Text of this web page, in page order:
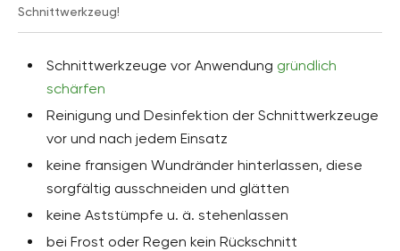
Schnittwerkzeug!
Schnittwerkzeuge vor Anwendung gründlich
schärfen
Reinigung und Desinfektion der Schnittwerkzeuge
vor und nach jedem Einsatz
keine fransigen Wundränder hinterlassen, diese
sorgfältig ausschneiden und glätten
keine Aststümpfe u. ä. stehenlassen
bei Frost oder Regen kein Rückschnitt